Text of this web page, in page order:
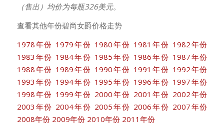
（售出）均价为每瓶326美元。
查看其他年份碧尚女爵价格走势
1978年份 1979年份 1980年份 1981年份 1982年份
1983年份 1984年份 1985年份 1986年份 1987年份
1988年份 1989年份 1990年份 1991年份 1992年份
1993年份 1994年份 1995年份 1996年份 1997年份
1998年份 1999年份 2000年份 2001年份 2002年份
2003年份 2004年份 2005年份 2006年份 2007年份
2008年份 2009年份 2010年份 2011年份